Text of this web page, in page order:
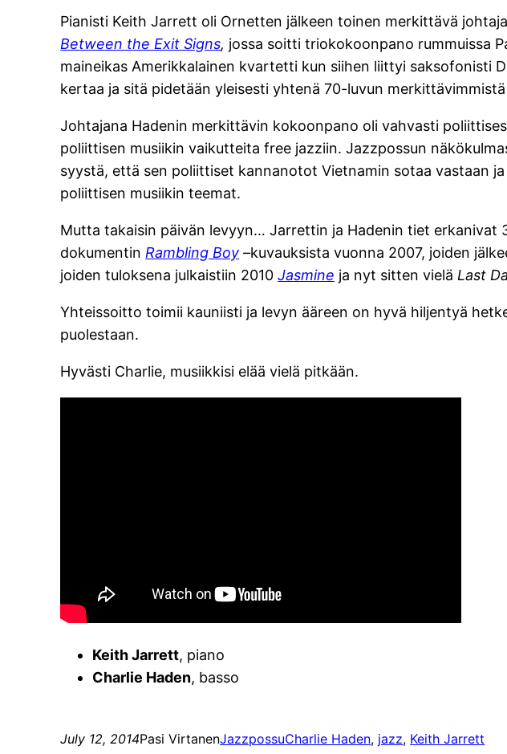
Pianisti Keith Jarrett oli Ornetten jälkeen toinen merkittävä
Between the Exit Signs, jossa soitti triokokoonpano rummuissa
maineikas Amerikkalainen kvartetti kun siihen liittyi saksofonisti
kertaa ja sitä pidetään yleisesti yhtenä 70-luvun
Johtajana Hadenin merkittävin kokoonpano oli vahvasti
poliittisen musiikin vaikutteita free jazziin. Jazzpossun
syystä, että sen poliittiset kannanotot Vietnamin sotaa vastaan
poliittisen musiikin teemat.
Mutta takaisin päivän levyyn… Jarrettin ja Hadenin tiet erkanivat
dokumentin Rambling Boy –kuvauksista vuonna 2007, joiden
joiden tuloksena julkaistiin 2010Jasmine ja nyt sitten vielä Last
Yhteissoitto toimii kauniisti ja levyn ääreen on hyvä hiljentyä
puolestaan.
Hyvästi Charlie, musiikkisi elää vielä pitkään.
Keith Jarrett, piano
Charlie Haden, basso
July 12, 2014Pasi VirtanenJazzpossuCharlie Haden, jazz, Keith Jarrett